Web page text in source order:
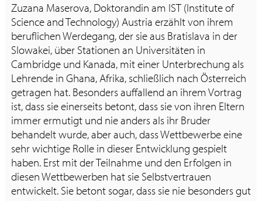
Zuzana Maserova, Doktorandin am IST (Institute of
Science and Technology) Austria erzählt von ihrem
beruflichen Werdegang, der sie aus Bratislava in der
Slowakei, über Stationen an Universitäten in
Cambridge und Kanada, mit einer Unterbrechung als
Lehrende in Ghana, Afrika, schließlich nach Österreich
getragen hat. Besonders auffallend an ihrem Vortrag
ist, dass sie einerseits betont, dass sie von ihren Eltern
immer ermutigt und nie anders als ihr Bruder
behandelt wurde, aber auch, dass Wettbewerbe eine
sehr wichtige Rolle in dieser Entwicklung gespielt
haben. Erst mit der Teilnahme und den Erfolgen in
diesen Wettbewerben hat sie Selbstvertrauen
entwickelt. Sie betont sogar, dass sie nie besonders gut